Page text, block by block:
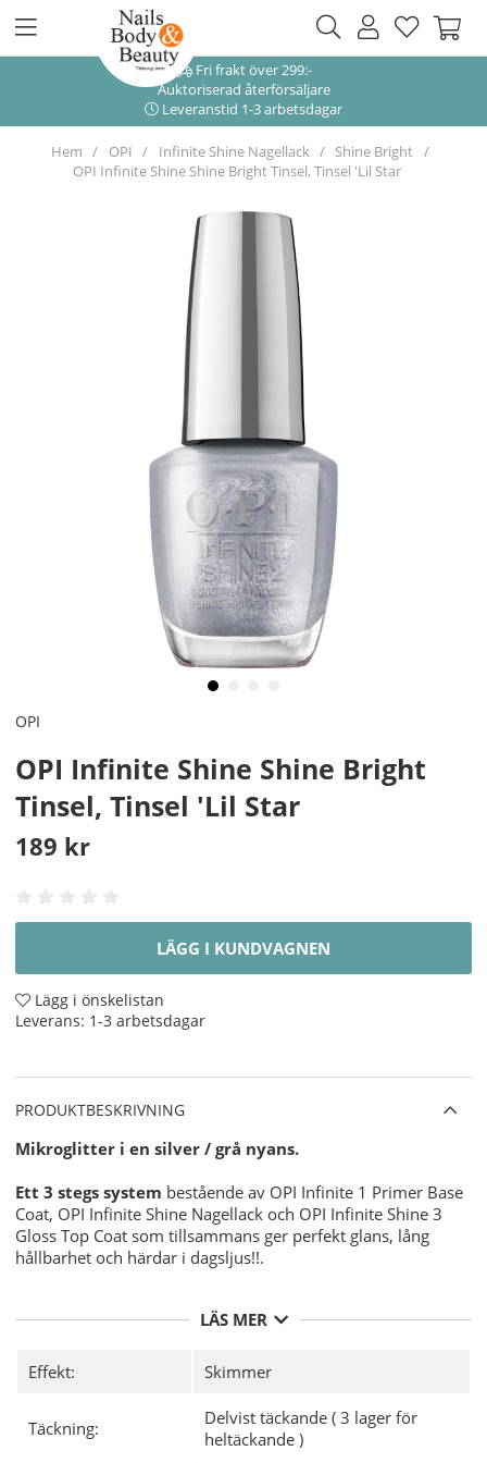
Fri frakt över 299:-
Auktoriserad återförsäljare
Leveranstid 1-3 arbetsdagar
Hem OPI Infinite Shine Nagellack
Shine Bright
OPI Infinite Shine Shine Bright Tinsel, Tinsel 'Lil Star
OPI
OPI Infinite Shine Shine Bright
Tinsel, Tinsel 'Lil Star
189 kr
LÄGG I KUNDVAGNEN
Lägg i önskelistan
Leverans: 1-3 arbetsdagar
PRODUKTBESKRIVNING
Mikroglitter i en silver / grå nyans.
Ett 3 stegs system bestående av OPI Infinite 1 Primer Base
Coat, OPI Infinite Shine Nagellack och OPI Infinite Shine 3
Gloss Top Coat som tillsammans ger perfekt glans, lång
hållbarhet och härdar i dagsljus!!.
för bästa möjliga hållbarhet med
applicering av ditt nagellack.
Applicera sedan 1 lager avOPI Infinite Shine 1
LÄS MER
Effekt: Skimmer
Täckning:
Delvist täckande ( 3 lager för
heltäckande )